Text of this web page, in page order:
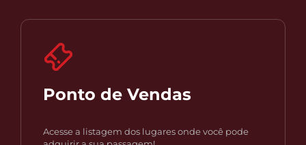
Ponto de Vendas
Acesse a listagem dos lugares onde você pode